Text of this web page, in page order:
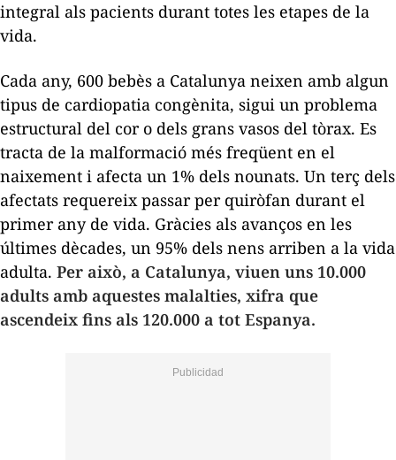
integral als pacients durant totes les etapes de la
vida.
Cada any, 600 bebès a Catalunya neixen amb algun
tipus de cardiopatia congènita, sigui un problema
estructural del cor o dels grans vasos del tòrax. Es
tracta de la malformació més freqüent en el
naixement i afecta un 1% dels nounats. Un terç dels
afectats requereix passar per quiròfan durant el
primer any de vida. Gràcies als avanços en les
últimes dècades, un 95% dels nens arriben a la vida
adulta. Per això, a Catalunya, viuen uns 10.000
adults amb aquestes malalties, xifra que
ascendeix fins als 120.000 a tot Espanya.